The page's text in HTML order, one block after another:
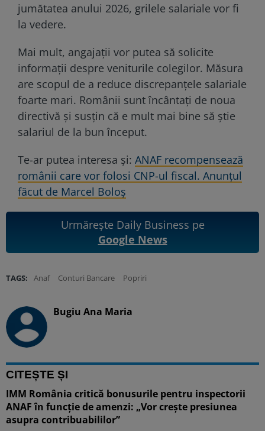
jumătatea anului 2026, grilele salariale vor fi
la vedere.
Mai mult, angajații vor putea să solicite
informaţii despre veniturile colegilor. Măsura
are scopul de a reduce discrepanțele salariale
foarte mari. Românii sunt încântați de noua
directivă și susțin că e mult mai bine să știe
salariul de la bun început.
Te-ar putea interesa și: ANAF recompensează
românii care vor folosi CNP-ul fiscal. Anunțul
făcut de Marcel Boloș
Urmărește Daily Business pe
Google News
TAGS: Anaf Conturi Bancare Popriri
Bugiu ⁠Ana Maria
CITEȘTE ȘI
IMM România critică bonusurile pentru inspectorii
ANAF în funcție de amenzi: „Vor crește presiunea
asupra contribuabililor”